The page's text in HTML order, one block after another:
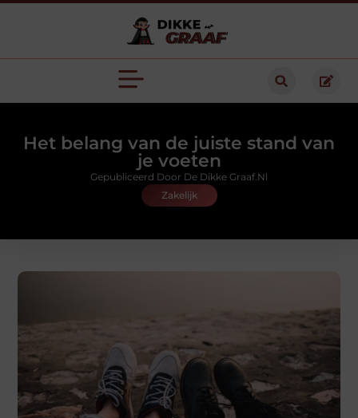
Het belang van de juiste stand van
je voeten
Zakelijk
Gepubliceerd Door De Dikke Graaf.nl